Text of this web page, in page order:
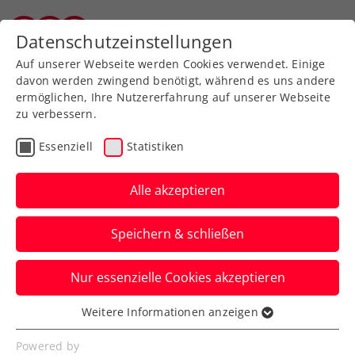
Zurück zur Newsübersicht
Turniere
Generali Open Kitzbühel:
Erler schreibt mit 3.
Coup Turniergeschichte
Das ÖTV-Ass holt bei seinem ATP-
Heimevent in Tirol mit Andreas Mies
erneut den Doppeltitel.
Verfasst von: Manuel Wachta, 27.07.2024
Datenschutzeinstellungen
Auf unserer Webseite werden Cookies verwendet. Einige
davon werden zwingend benötigt, während es uns andere
ermöglichen, Ihre Nutzererfahrung auf unserer Webseite
zu verbessern.
Essenziell Statistiken
Alle akzeptieren
Speichern & schließen
Nur essenzielle Cookies akzeptieren
Essenziell
Essenzielle Cookies werden für grundlegende
Weitere Informationen anzeigen
Powered by